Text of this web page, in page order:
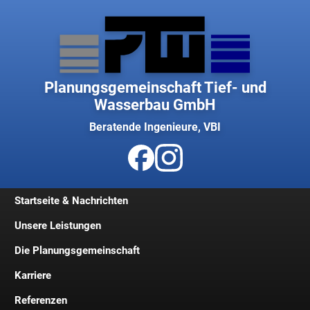
Planungsgemeinschaft Tief- und
Wasserbau GmbH
Beratende Ingenieure, VBI
Startseite & Nachrichten
Unsere Leistungen
Die Planungsgemeinschaft
Geschichte
Geschäftsleitung
Karriere
Jobs und Stellenangebote
Referenzen